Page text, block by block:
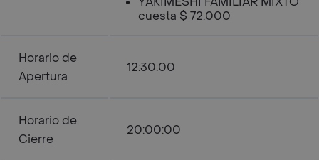
cuesta $ 72.000
Horario de
Apertura
12:30:00
Horario de
Cierre
20:00:00